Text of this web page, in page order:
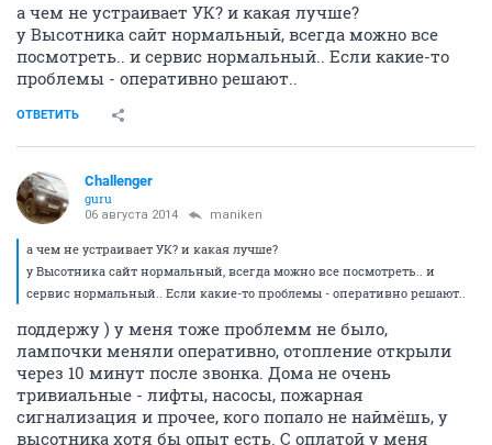
а чем не устраивает УК? и какая лучше?
у Высотника сайт нормальный, всегда можно все
посмотреть.. и сервис нормальный.. Если какие-то
проблемы - оперативно решают..
ОТВЕТИТЬ
Challenger
guru
06 августа 2014 maniken
а чем не устраивает УК? и какая лучше?
у Высотника сайт нормальный, всегда можно все посмотреть.. и
сервис нормальный.. Если какие-то проблемы - оперативно решают..
поддержу ) у меня тоже проблемм не было,
лампочки меняли оперативно, отопление открыли
через 10 минут после звонка. Дома не очень
тривиальные - лифты, насосы, пожарная
сигнализация и прочее, кого попало не наймёшь, у
высотника хотя бы опыт есть. С оплатой у меня